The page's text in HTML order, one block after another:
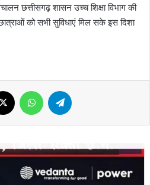
छत्तीसगढ़ शासन उच्च शिक्षा विभाग की
को सभी सुविधाएं मिल सके इस दिशा
WhatsApp